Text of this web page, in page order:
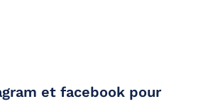
et facebook pour